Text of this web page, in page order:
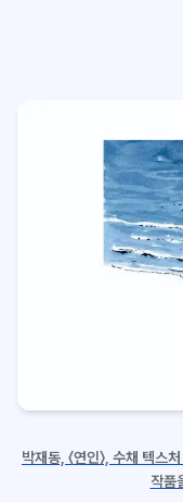
박재동, 〈연인〉, 수채 텍
작품